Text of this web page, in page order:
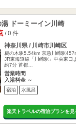
ドーミーイン川崎
/ 0 件
神奈川県 / 川崎市川崎区
鵜の木駅5.54km 京急川崎駅
JR東海道線「川崎駅」中央東口
約7分 首都…
営業時間
入浴料金 ～
宿泊 水風呂
楽天トラベルの宿泊プランを見